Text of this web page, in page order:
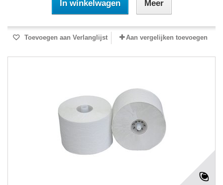
In winkelwagen Meer
Toevoegen aan Verlanglijst Aan vergelijken toevoegen